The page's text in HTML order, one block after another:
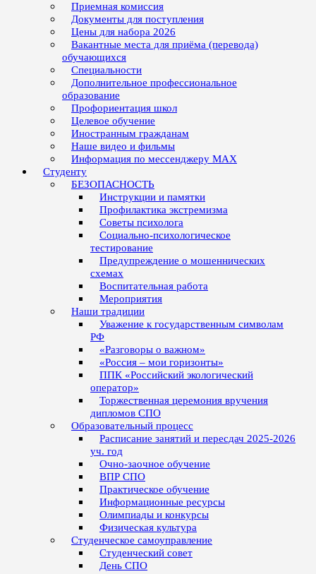
Приемная комиссия
Документы для поступления
Цены для набора 2026
Вакантные места для приёма (перевода)
обучающихся
Специальности
Дополнительное профессиональное
образование
Профориентация школ
Целевое обучение
Иностранным гражданам
Наше видео и фильмы
Информация по мессенджеру MAX
Студенту
БЕЗОПАСНОСТЬ
Инструкции и памятки
Профилактика экстремизма
Советы психолога
Социально-психологическое
тестирование
Предупреждение о мошеннических
схемах
Воспитательная работа
Мероприятия
Наши традиции
Уважение к государственным символам
РФ
«Разговоры о важном»
«Россия – мои горизонты»
ППК «Российский экологический
оператор»
Торжественная церемония вручения
дипломов СПО
Образовательный процесс
Расписание занятий и пересдач 2025-2026
уч. год
Очно-заочное обучение
ВПР СПО
Практическое обучение
Информационные ресурсы
Олимпиады и конкурсы
Физическая культура
Студенческое самоуправление
Студенческий совет
День СПО